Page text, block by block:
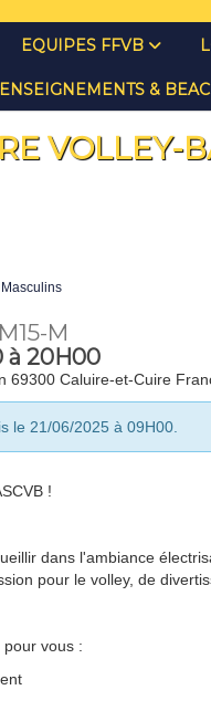
EQUIPES FFVB
&
VOLLEY-
Masculins
M15-M
à 20H00
69300 Caluire-et-Cuire
le 21/06/2025 à 09H00.
!
dans l'ambiance
pour le volley, de
vous :